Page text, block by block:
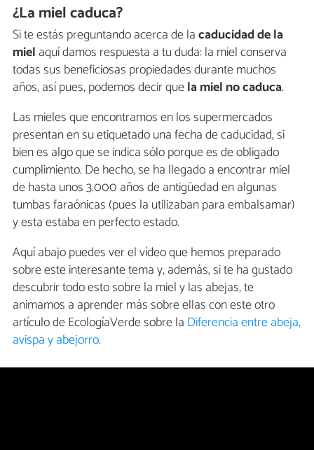
¿La miel caduca?
Si te estás preguntando acerca de lacaducidad de la
miel aquí damos respuesta a tu duda: la miel conserva
todas sus beneficiosas propiedades durante muchos
años, así pues, podemos decir quela miel no caduca.
Las mieles que encontramos en los supermercados
presentan en su etiquetado una fecha de caducidad, si
bien es algo que se indica sólo porque es de obligado
cumplimiento. De hecho, se ha llegado a encontrar miel
de hasta unos 3.000 años de antigüedad en algunas
tumbas faraónicas (pues la utilizaban para embalsamar)
y esta estaba en perfecto estado.
Aquí abajo puedes ver el vídeo que hemos preparado
sobre este interesante tema y, además, si te ha gustado
descubrir todo esto sobre la miel y las abejas, te
animamos a aprender más sobre ellas con este otro
artículo de EcologíaVerde sobre la Diferencia entre abeja,
avispa y abejorro.